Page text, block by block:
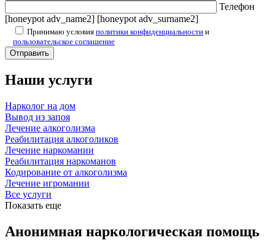
Телефон
[honeypot adv_name2] [honeypot adv_surname2]
Принимаю условия политики конфиденциальности и
пользовательское соглашение
Наши услуги
Нарколог на дом
Вывод из запоя
Лечение алкоголизма
Реабилитация алкоголиков
Лечение наркомании
Реабилитация наркоманов
Кодирование от алкоголизма
Лечение игромании
Все услуги
Показать еще
Анонимная наркологическая помощь